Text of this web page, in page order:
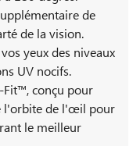
de
de la vision.
yeux des niveaux
UV nocifs.
conçu pour
l'orbite de l'œil pour
le meilleur